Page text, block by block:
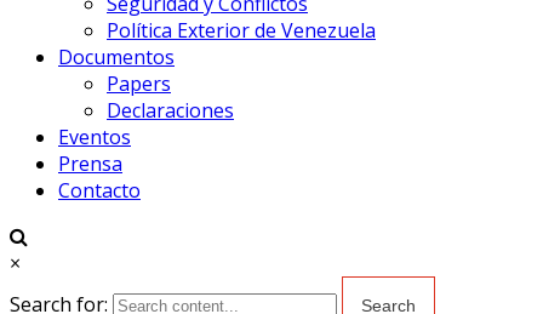
Política Exterior de Venezuela
Documentos
Papers
Declaraciones
Eventos
Prensa
Contacto
×
Search for: